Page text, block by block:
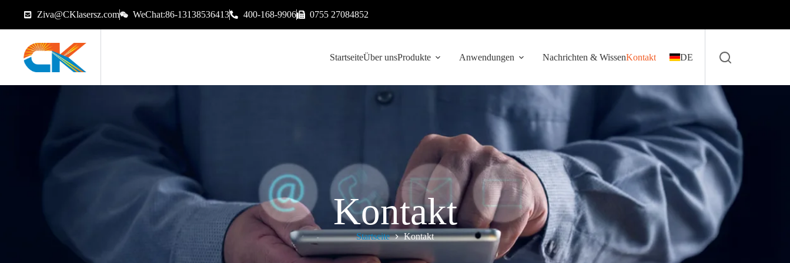
Ziva@CKlasersz.com WeChat:86-13138536413 400-168-9906 0755 27084852
StartseiteÜber unsProdukte Anwendungen Nachrichten & WissenKontakt DE
Kontakt
Startseite Kontakt